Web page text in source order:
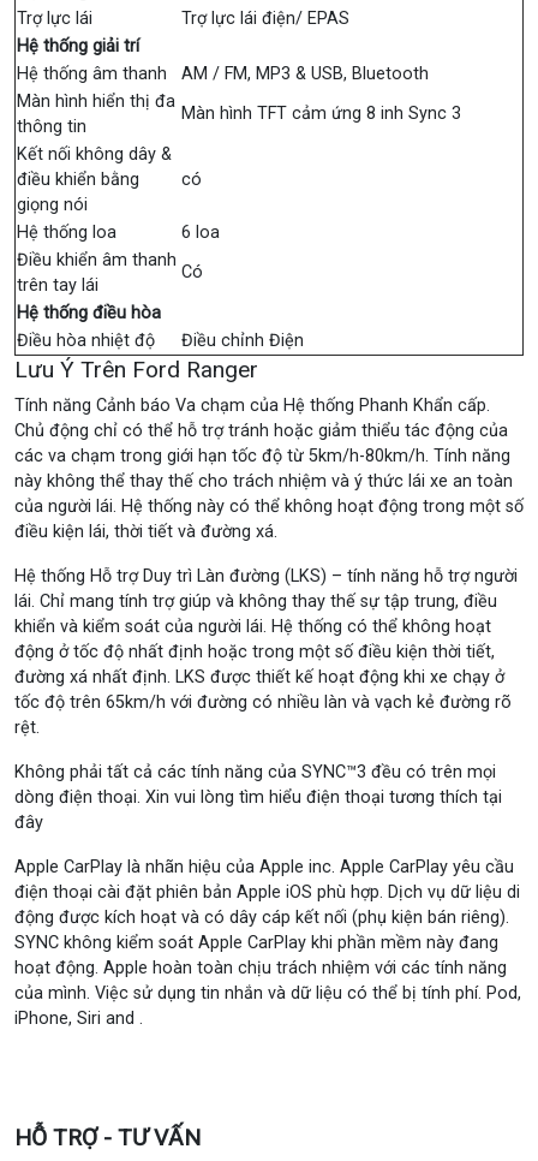
Trợ lực lái
Trợ lực lái điện/ EPAS
Hệ thống giải trí
Hệ thống âm thanh
AM / FM, MP3 & USB, Bluetooth
Màn hình hiển thị đa
thông tin
Màn hình TFT cảm ứng 8 inh Sync 3
Kết nối không dây &
điều khiển bằng
giọng nói
có
Hệ thống loa
6 loa
Điều khiển âm thanh
trên tay lái
Có
Hệ thống điều hòa
Điều hòa nhiệt độ
Điều chỉnh Điện
Lưu Ý Trên Ford Ranger
Tính năng Cảnh báo Va chạm của Hệ thống Phanh Khẩn cấp.
Chủ động chỉ có thể hỗ trợ tránh hoặc giảm thiểu tác động của
các va chạm trong giới hạn tốc độ từ 5km/h-80km/h. Tính năng
này không thể thay thế cho trách nhiệm và ý thức lái xe an toàn
của người lái. Hệ thống này có thể không hoạt động trong một số
điều kiện lái, thời tiết và đường xá.
Hệ thống Hỗ trợ Duy trì Làn đường (LKS) – tính năng hỗ trợ người
lái. Chỉ mang tính trợ giúp và không thay thế sự tập trung, điều
khiển và kiểm soát của người lái. Hệ thống có thể không hoạt
động ở tốc độ nhất định hoặc trong một số điều kiện thời tiết,
đường xá nhất định. LKS được thiết kế hoạt động khi xe chạy ở
tốc độ trên 65km/h với đường có nhiều làn và vạch kẻ đường rõ
rệt.
Không phải tất cả các tính năng của SYNC™3 đều có trên mọi
dòng điện thoại. Xin vui lòng tìm hiểu điện thoại tương thích tại
đây
Apple CarPlay là nhãn hiệu của Apple inc. Apple CarPlay yêu cầu
điện thoại cài đặt phiên bản Apple iOS phù hợp. Dịch vụ dữ liệu di
động được kích hoạt và có dây cáp kết nối (phụ kiện bán riêng).
SYNC không kiểm soát Apple CarPlay khi phần mềm này đang
hoạt động. Apple hoàn toàn chịu trách nhiệm với các tính năng
của mình. Việc sử dụng tin nhắn và dữ liệu có thể bị tính phí. Pod,
iPhone, Siri and .
HỖ TRỢ - TƯ VẤN